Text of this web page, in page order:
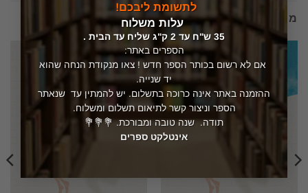
לתשומת ליבכם!
עלות משלוח
35 ש"ח עד 2 ק"ג שליח עד הבית .
הספרים באתר:
אם לא רשום בכותר הספר חדש ! צאו מנקודת הנחה שהוא
יד שנייה.
ההזמנה באתר אינה כרוכה בתשלום. יש להמתין עד שנאתר
הספר וניצור קשר לתיאום תשלום ומשלוח.
תודה. שנה טובה ומבורכת. 💐💐💐
אינטלקט ספרים
מוצרים קשורים